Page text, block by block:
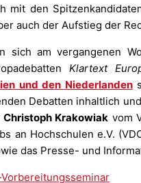
mit den
auch der Aufstieg der
sich am vergangenen
Klartext
und den Niederlanden
Debatten inhaltlich
Christoph Krakowiak vom
an Hochschulen e.V.
das Presse- und